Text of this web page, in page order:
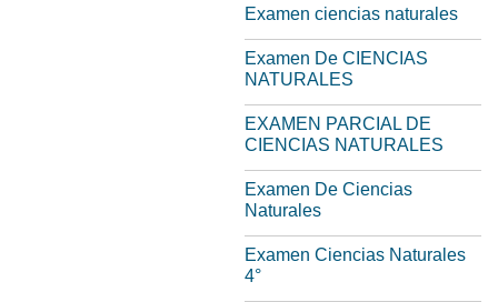
Examen ciencias naturales
Examen De CIENCIAS
NATURALES
EXAMEN PARCIAL DE
CIENCIAS NATURALES
Examen De Ciencias
Naturales
Examen Ciencias Naturales
4°